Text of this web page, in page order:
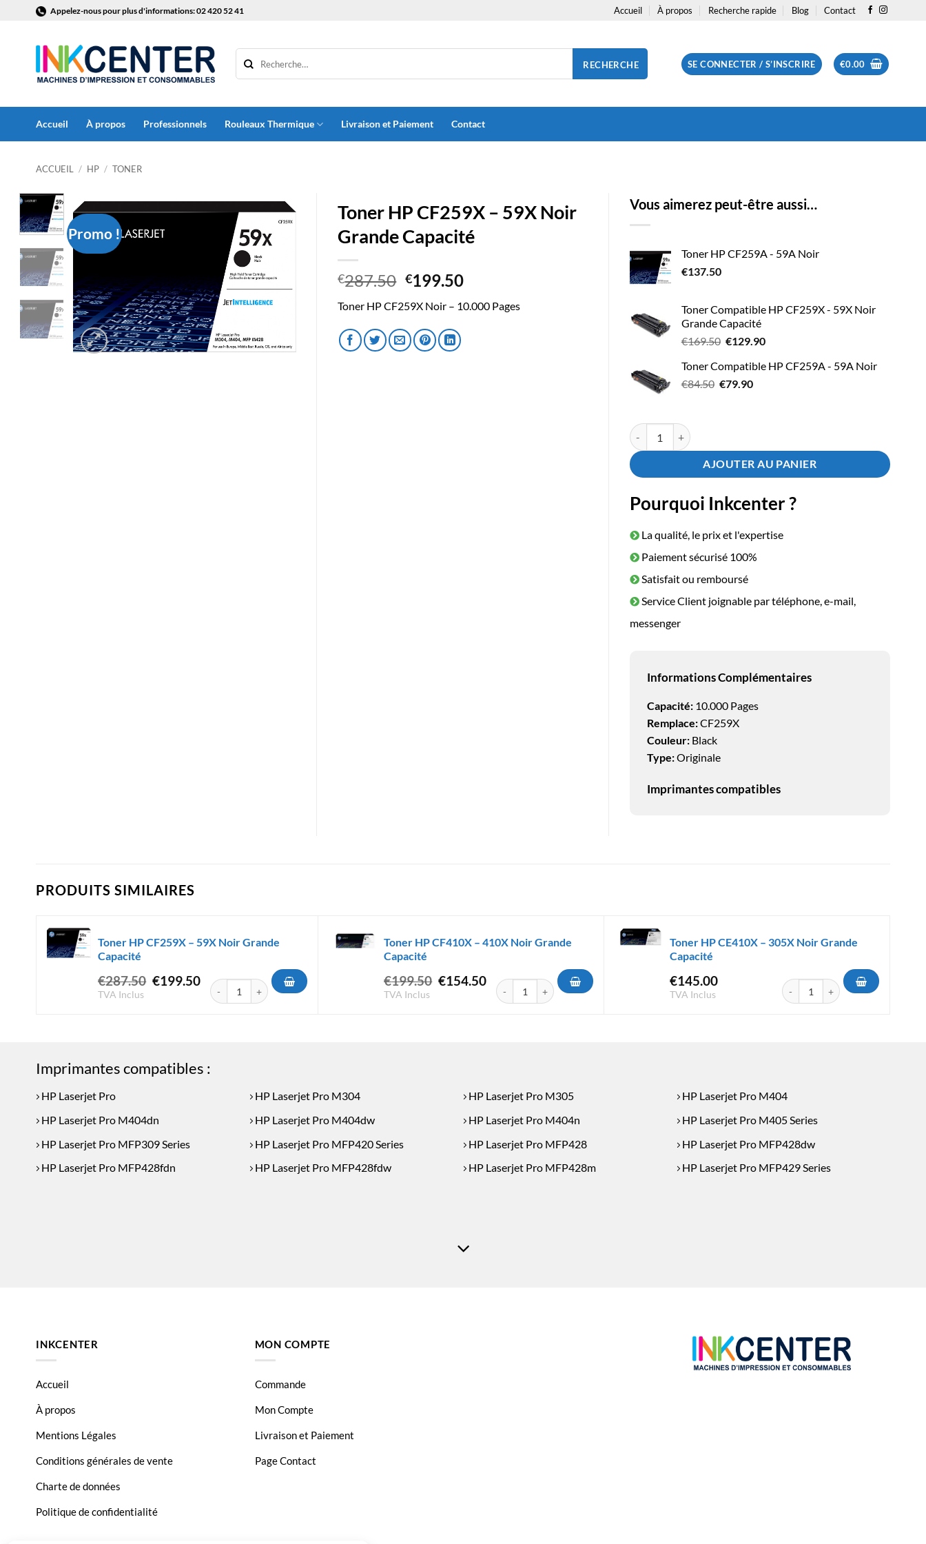
contenu
Appelez-nous pour plus d'informations: 02 420 52 41 Accueil À propos Recherche rapide Blog Contact
RECHERCHE SE CONNECTER / S’INSCRIRE €0.00
Accueil À propos Professionnels Rouleaux Thermique Livraison et Paiement Contact
ACCUEIL / HP / TONER
Promo !
Toner HP CF259X – 59X Noir
Grande Capacité
€287.50 Le
initial
était :
€287.50.
€199.50Le
actuel
Toner HP CF259X Noir – 10.000 Pages
Vous aimerez peut-être aussi…
Toner HP CF259A - 59A Noir
€137.50
Toner Compatible HP CF259X - 59X Noir
Grande Capacité
€169.50 Le
initial
était :
€129.90Le
actuel
Toner Compatible HP CF259A - 59A Noir
€84.50 Le
€79.90Le
quantité de Toner HP CF259X - 59X Noir Grande Capacité
AJOUTER AU PANIER
Pourquoi Inkcenter ?
La qualité, le prix et l'expertise
Paiement sécurisé 100%
Satisfait ou remboursé
Service Client joignable par téléphone, e-mail,
messenger
Informations Complémentaires
Capacité:10.000 Pages
Remplace:CF259X
Couleur: Black
Type:Originale
Imprimantes compatibles
PRODUITS SIMILAIRES
Toner HP CF259X – 59X Noir Grande
Capacité
€287.50 Le
€199.50Le
prix
TVA Inclus
quantité de Toner HP CF259X - 59X Noir Grande Capacité
Toner HP CF410X – 410X Noir Grande
Capacité
€199.50 Le
€154.50Le
prix
TVA Inclus
quantité de Toner HP CF410X - 410X Noir Grande Capacité
Toner HP CE410X – 305X Noir Grande
Capacité
€145.00
TVA Inclus
quantité de Toner HP CE410X -
Imprimantes compatibles :
HP Laserjet Pro HP Laserjet Pro M304 HP Laserjet Pro M305
HP Laserjet Pro M404
HP Laserjet Pro M404dn
HP Laserjet Pro M404dw HP Laserjet Pro M404n
HP Laserjet Pro M405 Series
HP Laserjet Pro MFP309 Series
HP Laserjet Pro MFP420 Series HP Laserjet Pro MFP428
HP Laserjet Pro MFP428dw
HP Laserjet Pro MFP428fdn
HP Laserjet Pro MFP428fdw HP Laserjet Pro MFP428m HP Laserjet Pro MFP429 Series
INKCENTER
Accueil
À propos
Mentions Légales
Conditions générales de vente
Charte de données
Politique de confidentialité
MON COMPTE
Commande
Mon Compte
Livraison et Paiement
Page Contact